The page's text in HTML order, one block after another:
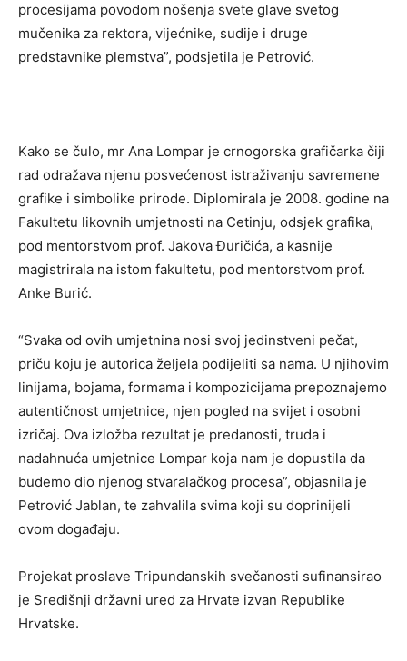
procesijama povodom nošenja svete glave svetog
mučenika za rektora, vijećnike, sudije i druge
predstavnike plemstva”, podsjetila je Petrović.
Kako se čulo, mr Ana Lompar je crnogorska grafičarka čiji
rad odražava njenu posvećenost istraživanju savremene
grafike i simbolike prirode. Diplomirala je 2008. godine na
Fakultetu likovnih umjetnosti na Cetinju, odsjek grafika,
pod mentorstvom prof. Jakova Đuričića, a kasnije
magistrirala na istom fakultetu, pod mentorstvom prof.
Anke Burić.
“Svaka od ovih umjetnina nosi svoj jedinstveni pečat,
priču koju je autorica željela podijeliti sa nama. U njihovim
linijama, bojama, formama i kompozicijama prepoznajemo
autentičnost umjetnice, njen pogled na svijet i osobni
izričaj. Ova izložba rezultat je predanosti, truda i
nadahnuća umjetnice Lompar koja nam je dopustila da
budemo dio njenog stvaralačkog procesa”, objasnila je
Petrović Jablan, te zahvalila svima koji su doprinijeli
ovom događaju.
Projekat proslave Tripundanskih svečanosti sufinansirao
je Središnji državni ured za Hrvate izvan Republike
Hrvatske.